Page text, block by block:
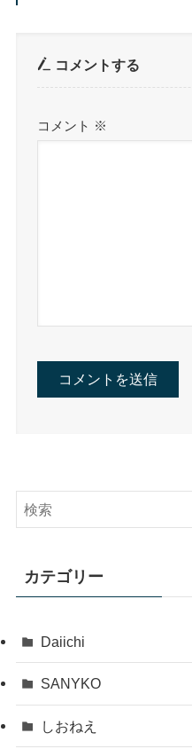
コメントする
コメント ※
カテゴリー
Daiichi
SANYKO
しおねえ